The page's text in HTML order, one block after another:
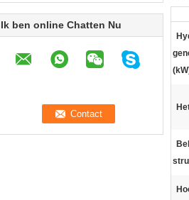
Ik ben online Chatten Nu